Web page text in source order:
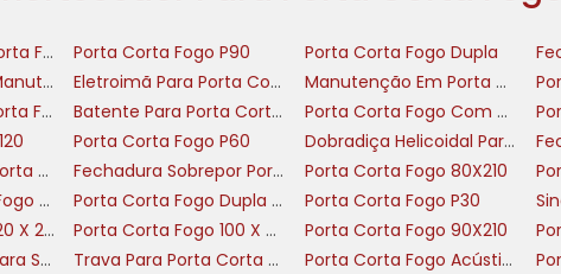
e ajustes de vazão que permitem calibrar
ar comprimido em vez de óleo, fornecendo resposta
Funcionam bem em ambientes frios ou onde
típicas envolvem portas externas corta-fogo
ar evita viscosidade variável e reduz necessidade de
privilegiam simplicidade e baixo custo, com
Dobradiça Porta Corta Fogo Porta Corta Fogo P90 Porta Corta Fogo Dupla
Porta Corta Fogo Manutenção Eletroimã Para Porta Corta Fogo Manutenção Em Porta Corta Fogo
Tinta Para Porta Corta Fogo Batente Para Porta Corta Fogo Porta Corta Fogo Com Barra Antipanico
Porta Corta Fogo P60 Dobradiça Helicoidal Para Porta Corta Fogo
Fechadura Porta Corta Fogo Sem Chave Fechadura Sobrepor Porta Corta Fogo Porta Corta Fogo 80X210
Placa Porta Corta Fogo Mantenha Fechada Porta Corta Fogo Dupla Com Barra Antipanico Porta Corta Fogo P30
Porta Corta Fogo 120 X 210 Porta Corta Fogo 100 X 210 Porta Corta Fogo 90X210
Porta Corta Fogo Para Subestação Trava Para Porta Corta Fogo Porta Corta Fogo Acústica Nível 1